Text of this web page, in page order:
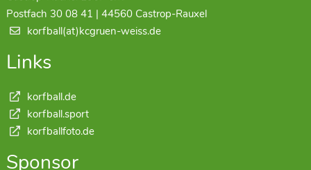
Postfach 30 08 41 | 44560 Castrop-Rauxel
korfball(at)kcgruen-weiss.de
Links
korfball.de
korfball.sport
korfballfoto.de
Sponsor